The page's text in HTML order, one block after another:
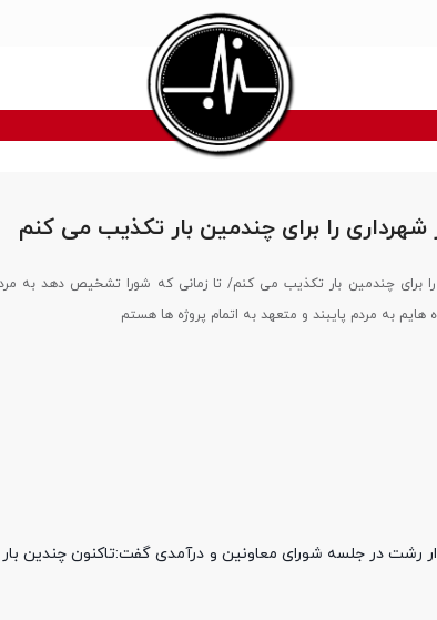
شهرداری را برای چندمین بار تکذیب می کنم
را برای چندمین بار تکذیب می کنم/ تا زمانی که شورا تشخیص دهد به
هایم به مردم پایبند و متعهد به اتمام پروژه ها هستم
رشت در جلسه شورای معاونین و درآمدی گفت:تاکنون چندین بار